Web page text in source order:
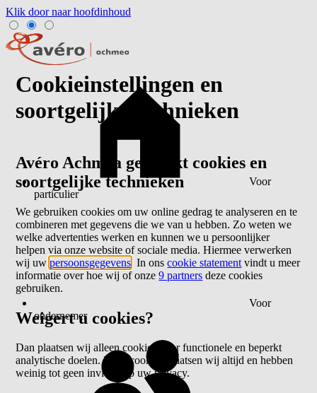
Klik door naar hoofdinhoud
Voor
particulier
Voor
ondernemer
Cookieinstellingen en
soortgelijke technieken
Avéro Achmea gebruikt cookies en
soortgelijke technieken
We gebruiken cookies om uw online gedrag te analyseren en te
combineren met gegevens die we van u hebben. Zo weten we
welke advertenties werken en kunnen we u persoonlijker
helpen via onze website of sociale media. Hiermee verwerken
wij uwpersoonsgegevens . In onscookie statement vindt u meer
informatie over hoe wij of onze9 partners deze cookies
gebruiken.
Weigert u cookies?
Dan plaatsen wij alleen cookies voor functionele en beperkt
analytische doelen. Deze cookies plaatsen wij altijd en hebben
weinig tot geen invloed op uw privacy.